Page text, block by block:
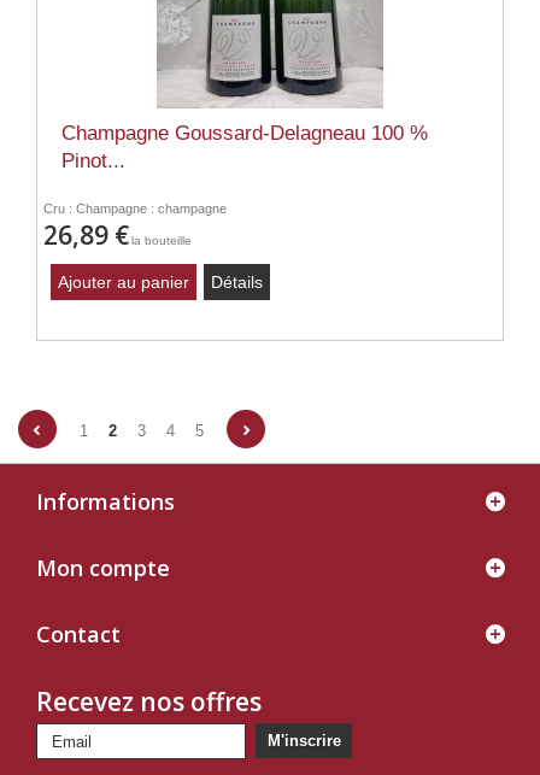
Champagne Goussard-Delagneau 100 %
Pinot...
Cru : Champagne : champagne
26,89 €la bouteille
Ajouter au panier Détails
1 2 3 4 5
Informations
Mon compte
Contact
Recevez nos offres
M'inscrire